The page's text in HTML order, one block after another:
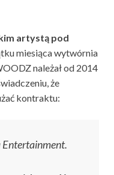
artystą pod
miesiąca wytwórnia
należał od 2014
że
kontraktu:
Entertainment.